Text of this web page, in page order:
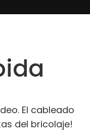
El cableado
del bricolaje!